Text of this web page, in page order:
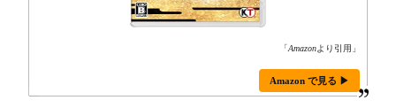
「Amazonより引用」
Amazon で見る ▶